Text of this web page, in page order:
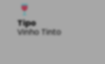
Tipo
Vinho Tinto